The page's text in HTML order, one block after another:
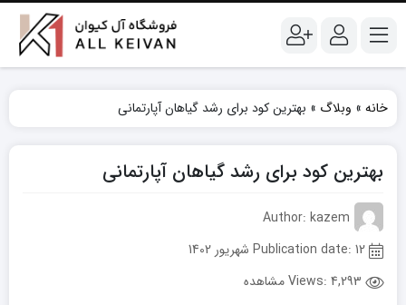
خانه » وبلاگ » بهترین کود برای رشد گیاهان آپارتمانی
بهترین کود برای رشد گیاهان آپارتمانی
Author: kazem
4,293 مشاهده